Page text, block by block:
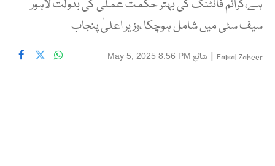
ہے،کرائم فائٹنگ کی بہتر حکمت عملی کی بدولت لاہور
سیف سٹی میں شامل ہوچکا ،وزیر اعلیٰ پنجاب
Faisal Zaheer
| شائع May 5, 2025 8:56 PM